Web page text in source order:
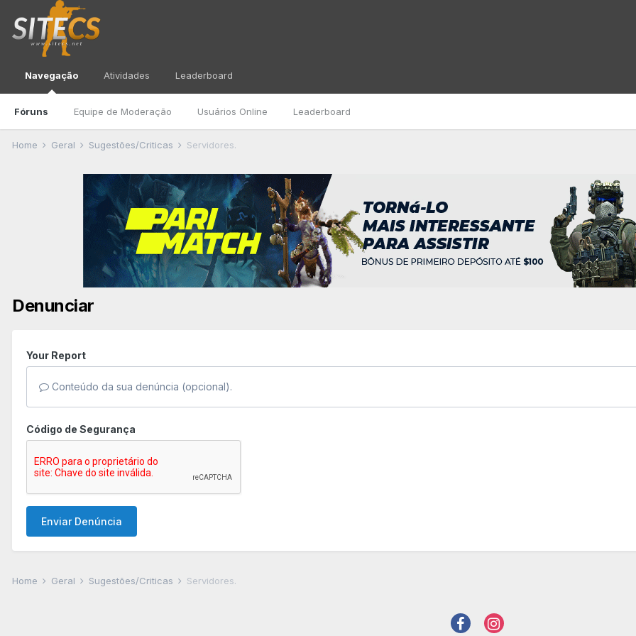
Navegação
Fóruns Equipe de Moderação Usuários Online Leaderboard
Atividades Leaderboard
Home Geral Sugestões/Criticas Servidores.
Denunciar
Your Report
Conteúdo da sua denúncia (opcional).
Código de Segurança
Enviar Denúncia
Home Geral Sugestões/Criticas Servidores.